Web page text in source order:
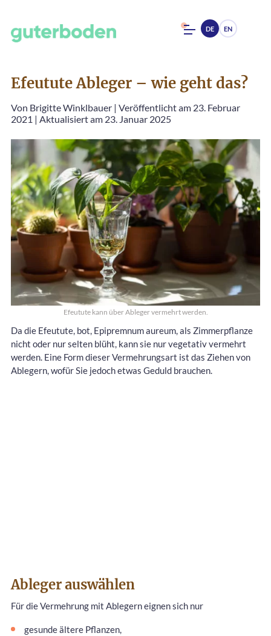
DE EN
Efeutute Ableger – wie geht das?
Von Brigitte Winklbauer | Veröffentlicht am 23. Februar
2021 | Aktualisiert am 23. Januar 2025
Efeutute kann über Ableger vermehrt werden.
Da die Efeutute, bot, Epipremnum aureum, als Zimmerpflanze
nicht oder nur selten blüht, kann sie nur vegetativ vermehrt
werden. Eine Form dieser Vermehrungsart ist das Ziehen von
Ablegern, wofür Sie jedoch etwas Geduld brauchen.
Ableger auswählen
Für die Vermehrung mit Ablegern eignen sich nur
gesunde ältere Pflanzen,